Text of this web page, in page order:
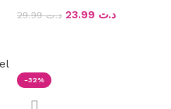
د.ت29.99 د.ت
-32%